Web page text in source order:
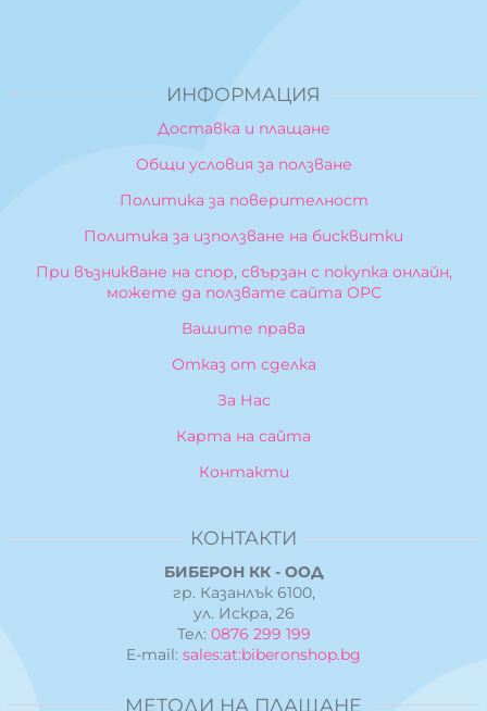
ИНФОРМАЦИЯ
Доставка и плащане
Общи условия за ползване
Политика за поверителност
Политика за използване на бисквитки
При възникване на спор, свързан с покупка онлайн,
можете да ползвате сайта ОРС
Вашите права
Отказ от сделка
За Нас
Карта на сайта
Контакти
КОНТАКТИ
БИБЕРОН КК - ООД
гр. Казанлък 6100,
ул. Искра, 26
Тел: 0876 299 199
E-mail: sales:at:biberonshop.bg
МЕТОДИ НА ПЛАЩАНЕ